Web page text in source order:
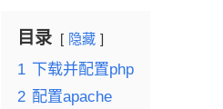
目录 隐藏
1 下载并配置php
2 配置apache